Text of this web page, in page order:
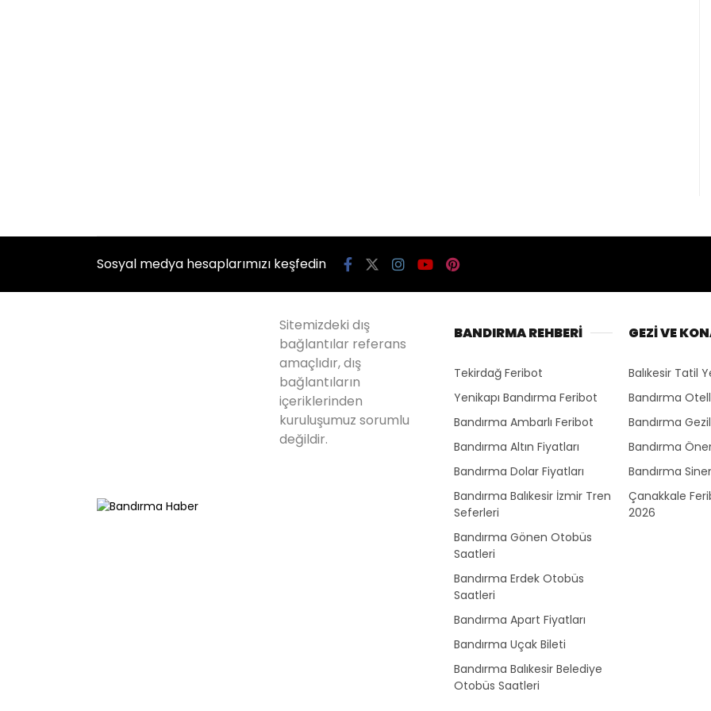
Sosyal medya hesaplarımızı keşfedin
Sitemizdeki dış
bağlantılar referans
amaçlıdır, dış
bağlantıların
içeriklerinden
kuruluşumuz sorumlu
değildir.
BANDIRMA REHBERİ
Tekirdağ Feribot
Yenikapı Bandırma Feribot
Bandırma Ambarlı Feribot
Bandırma Altın Fiyatları
Bandırma Dolar Fiyatları
Bandırma Balıkesir İzmir Tren
Seferleri
Bandırma Gönen Otobüs
Saatleri
Bandırma Erdek Otobüs
Saatleri
Bandırma Apart Fiyatları
Bandırma Uçak Bileti
Bandırma Balıkesir Belediye
Otobüs Saatleri
GEZİ VE
Balıkesir Tatil
Bandırma
Bandırma
Bandırma
Bandırma
Çanakkale
2026